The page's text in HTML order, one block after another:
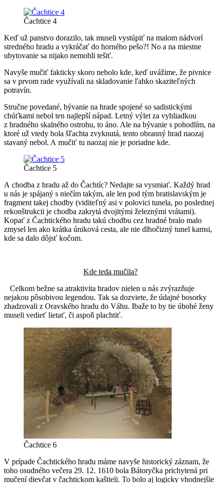
Čachtice 4
Keď už panstvo dorazilo, tak museli vystúpiť na malom nádvorí
stredného hradu a vykráčať do horného pešo?! No a na miestne
ubytovanie sa nijako nemohli tešiť.
Navyše mučiť fakticky skoro nebolo kde, keď uvážime, že pivnice
sa v prvom rade využívali na skladovanie ľahko skaziteľných
potravín.
Stručne povedané, bývanie na hrade spojené so sadistickými
chúťkami nebol ten najlepší nápad. Letný výlet za vyhliadkou
z hradného skalného ostrohu, to áno. Ale na bývanie s pohodlím, na
ktoré už vtedy bola šľachta zvyknutá, tento obranný hrad naozaj
stavaný nebol. A mučiť tu naozaj nie je poriadne kde.
Čachtice 5
A chodba z hradu až do Čachtíc? Nedajte sa vysmiať. Každý hrad
u nás je spájaný s niečím takým, ale len pod tým bratislavským je
fragment takej chodby (viditeľný asi v polovici tunela, po poslednej
rekonštrukcii je chodba zakrytá dvojitými železnými vrátami).
Kopať z Čachtického hradu takú chodbu cez hradné bralo malo
zmysel len ako krátka úniková cesta, ale nie dlhočizný tunel kamsi,
kde sa dalo dôjsť kočom.
Kde teda mučila?
Celkom bežne sa atraktivita hradov nielen u nás zvýrazňuje
nejakou pôsobivou legendou. Tak sa dozviete, že údajné bosorky
zhadzovali z Oravského hradu do Váhu. Ibaže to by tie úbohé ženy
museli vedieť lietať, či aspoň plachtiť.
Čachtice 6
V prípade Čachtického hradu máme navyše historický záznam, že
toho osudného večera 29. 12. 1610 bola Bátoryčka prichytená pri
mučení dievčat v čachtickom kaštieli. To bolo aj logicky vhodnejšie